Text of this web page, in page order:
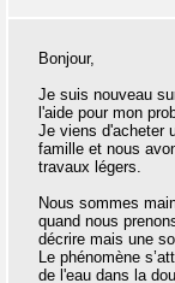
Bonjour,
Je suis nouveau
l'aide pour mon
Je viens d'acheter
famille et nous
travaux légers.
Nous sommes
quand nous
décrire mais une
Le phénomène
de l'eau dans la